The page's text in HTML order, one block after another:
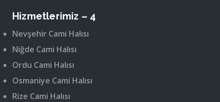
Hizmetlerimiz – 4
Nevşehir Cami Halısı
Niğde Cami Halısı
Ordu Cami Halısı
Osmaniye Cami Halısı
Rize Cami Halısı